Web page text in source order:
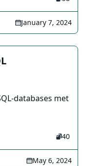
January 7, 2024
databases met
40
May 6, 2024